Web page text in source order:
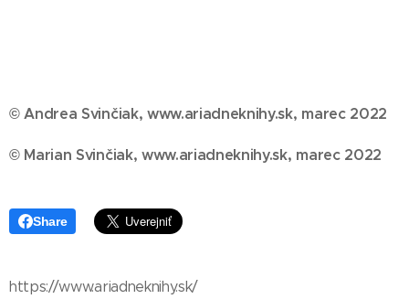
© Andrea Svinčiak, www.ariadneknihy.sk, marec 2022
© Marian Svinčiak, www.ariadneknihy.sk, marec 2022
Share
https://www.ariadneknihy.sk/